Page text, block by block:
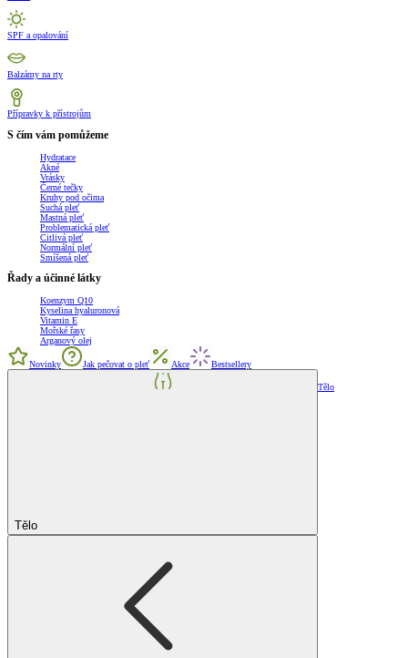
SPF a opalování
Balzámy na rty
Přípravky k přístrojům
S čím vám pomůžeme
Hydratace
Akné
Vrásky
Černé tečky
Kruhy pod očima
Suchá pleť
Mastná pleť
Problematická pleť
Citlivá pleť
Normální pleť
Smíšená pleť
Řady a účinné látky
Koenzym Q10
Kyselina hyaluronová
Vitamin E
Mořské řasy
Arganový olej
Novinky Jak pečovat o pleť Akce Bestsellery
Tělo
Tělo